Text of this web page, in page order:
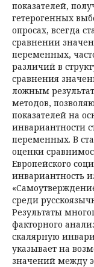
показателей,
гетерогенных
опросах, всегда
сравнении
переменных,
различий в
сравнения
ложным
методов,
показателей на
инвариантности
переменных. В
оценки
Европейского
инвариантность
среди
Результаты
факторного
скалярную
указывает на
значений между